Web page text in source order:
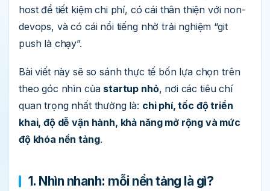
host để tiết kiệm chi phí, có cái thân thiện với non-
devops, và có cái nổi tiếng nhờ trải nghiệm “git
push là chạy”.
Bài viết này sẽ so sánh thực tế bốn lựa chọn trên
theo góc nhìn của startup nhỏ, nơi các tiêu chí
quan trọng nhất thường là: chi phí, tốc độ triển
khai, độ dễ vận hành, khả năng mở rộng và mức
độ khóa nền tảng.
1. Nhìn nhanh: mỗi nền tảng là gì?